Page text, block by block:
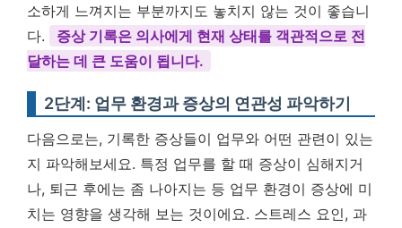
소하게 느껴지는 부분까지도 놓치지 않는 것이 좋습니
다.
증상 기록은 의사에게 현재 상태를 객관적으로 전
달하는 데 큰 도움이 됩니다.
2단계: 업무 환경과 증상의 연관성 파악하기
다음으로는, 기록한 증상들이 업무와 어떤 관련이 있는
지 파악해보세요. 특정 업무를 할 때 증상이 심해지거
나, 퇴근 후에는 좀 나아지는 등 업무 환경이 증상에 미
치는 영향을 생각해 보는 것이에요. 스트레스 요인, 과